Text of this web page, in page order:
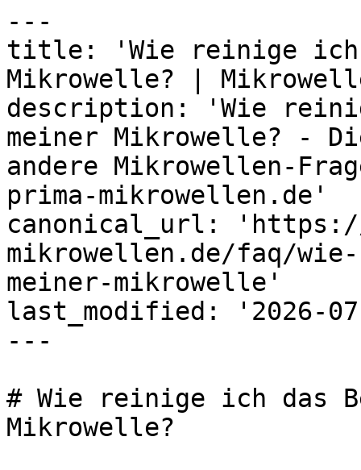
---
title: 'Wie reinige ich
Mikrowelle? |
description: 'Wie
meiner Mikrowelle? -
andere Mikrowellen-
prima-mikrowellen.de'
canonical_url: 'https://
mikrowellen.de/faq/
meiner-mikrowelle'
last_modified: '2026-
---
# Wie reinige ich das
Mikrowelle?